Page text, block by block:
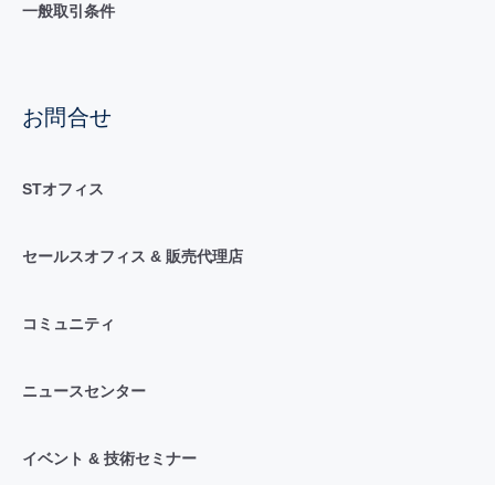
一般取引条件
お問合せ
STオフィス
セールスオフィス & 販売代理店
コミュニティ
ニュースセンター
イベント & 技術セミナー